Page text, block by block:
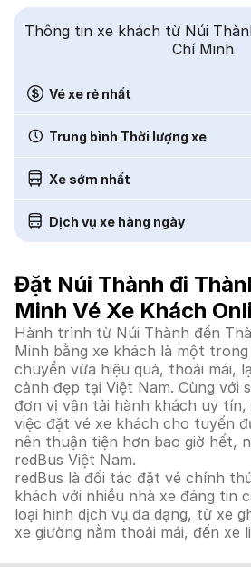
Thông tin xe khách từ Núi
Chí Minh
Vé xe rẻ nhất
Trung bình Thời lượng xe
Xe sớm nhất
Dịch vụ xe hàng ngày
Đặt Núi Thành đi
Minh Vé Xe Khách
Hành trình từ Núi Thành đến
Minh bằng xe khách là một
chuyển vừa hiệu quả, thoải mái,
cảnh đẹp tại Việt Nam. Cùng với
đơn vị vận tải hành khách uy
việc đặt vé xe khách cho tuyến
nên thuận tiện hơn bao giờ hết,
redBus Việt Nam.
redBus là đối tác đặt vé chính
khách với nhiều nhà xe đáng tin
loại hình dịch vụ đa dạng, từ xe
xe giường nằm thoải mái, đến xe